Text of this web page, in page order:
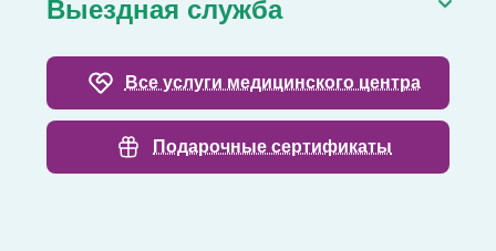
Выездная служба
Все услуги медицинского центра
Подарочные сертификаты